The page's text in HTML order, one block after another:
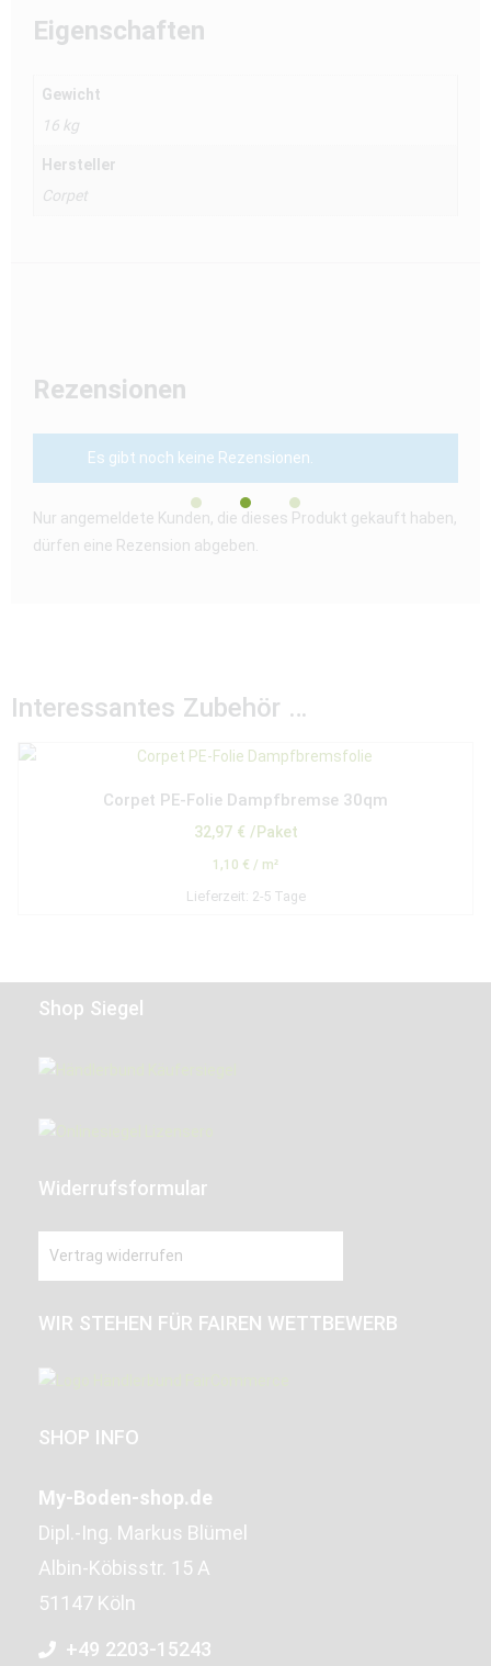
Eigenschaften
Gewicht
16 kg
Hersteller
Corpet
Rezensionen
Es gibt noch keine Rezensionen.
Nur angemeldete Kunden, die dieses Produkt gekauft haben,
dürfen eine Rezension abgeben.
Interessantes Zubehör …
Corpet PE-Folie Dampfbremse 30qm
32,97 € /Paket
1,10 € / m²
Lieferzeit: 2-5 Tage
Shop Siegel
Widerrufsformular
Vertrag widerrufen
WIR STEHEN FÜR FAIREN WETTBEWERB
SHOP INFO
My-Boden-shop.de
Dipl.-Ing. Markus Blümel
Albin-Köbisstr. 15 A
51147 Köln
+49 2203-15243